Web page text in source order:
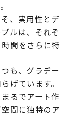
、実用性とデ
ルは、それぞ
間をさらに特
も、グラデー
げています。
るでアート作
間に独特のア